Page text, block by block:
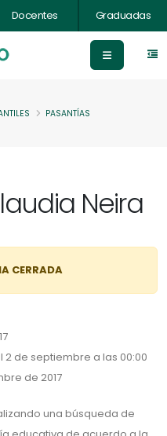
Docentes Graduadas
PASANTÍAS
Neira
CERRADA
2 de septiembre a las 00:00
de 2017
una búsqueda de